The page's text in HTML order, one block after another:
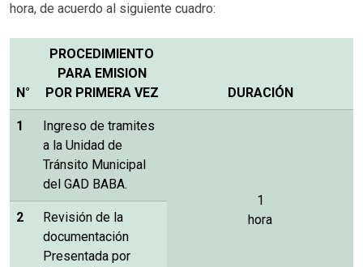
hora, de acuerdo al siguiente cuadro:
N°
PROCEDIMIENTO
PARA EMISION
POR PRIMERA VEZ
DURACIÓN
1
Ingreso de tramites
a la Unidad de
Tránsito Municipal
del GAD BABA.
1
hora
2
Revisión de la
documentación
Presentada por